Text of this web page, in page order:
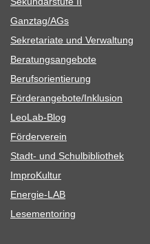
Ganztag/​​AGs
Sekre­ta­riate und Verwaltung
Bera­tungs­an­ge­bote
Berufs­ori­en­tie­rung
Förderangebote/​​Inklusion
Leo­Lab-Blog
För­der­ver­ein
Stadt- und Schulbibliothek
Impro­Kul­tur
Ener­­gie-LAB
Lese­men­to­ring